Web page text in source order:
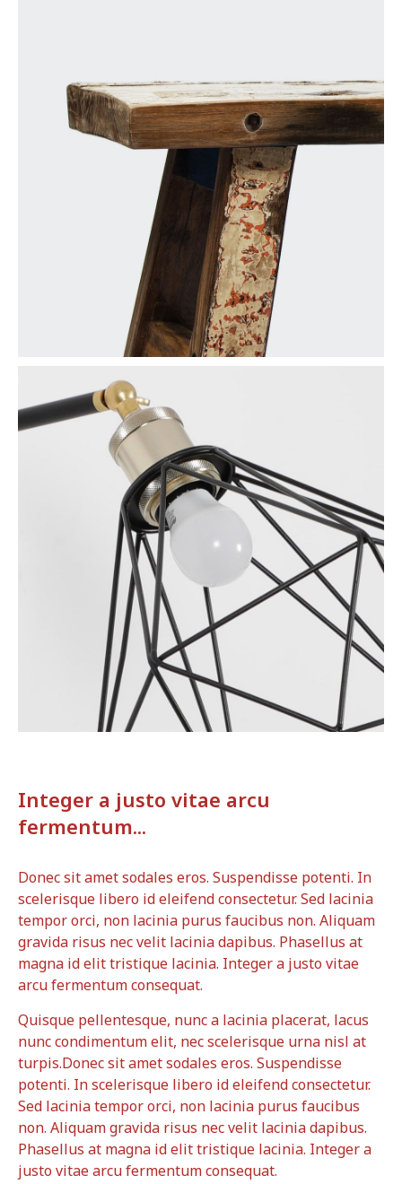
Integer a justo vitae arcu
fermentum...
Donec sit amet sodales eros. Suspendisse potenti. In
scelerisque libero id eleifend consectetur. Sed lacinia
tempor orci, non lacinia purus faucibus non. Aliquam
gravida risus nec velit lacinia dapibus. Phasellus at
magna id elit tristique lacinia. Integer a justo vitae
arcu fermentum consequat.
Quisque pellentesque, nunc a lacinia placerat, lacus
nunc condimentum elit, nec scelerisque urna nisl at
turpis.Donec sit amet sodales eros. Suspendisse
potenti. In scelerisque libero id eleifend consectetur.
Sed lacinia tempor orci, non lacinia purus faucibus
non. Aliquam gravida risus nec velit lacinia dapibus.
Phasellus at magna id elit tristique lacinia. Integer a
justo vitae arcu fermentum consequat.